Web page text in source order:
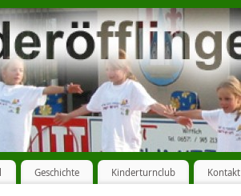
Geschichte Kinderturnclub Kontakt